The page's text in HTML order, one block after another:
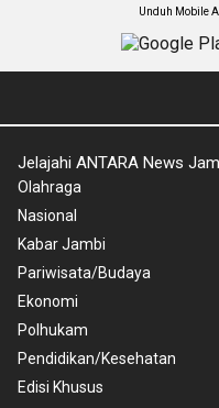
Unduh Mobile
Jelajahi ANTARA News
Olahraga
Nasional
Kabar Jambi
Pariwisata/Budaya
Ekonomi
Polhukam
Pendidikan/Kesehatan
Edisi Khusus